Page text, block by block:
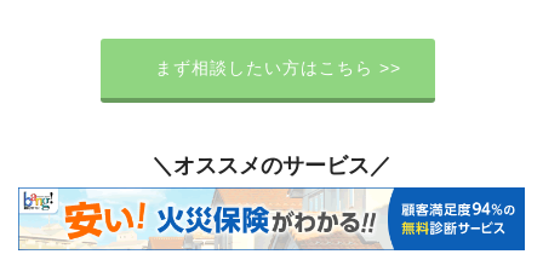
まず相談したい方はこちら >>
＼オススメのサービス／